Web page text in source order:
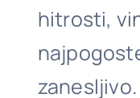
hitrosti,
zanesljivo.